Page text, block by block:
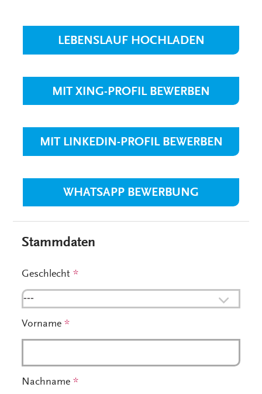
LEBENSLAUF HOCHLADEN
MIT XING-PROFIL BEWERBEN
MIT LINKEDIN-PROFIL BEWERBEN
WHATSAPP BEWERBUNG
Stammdaten
Geschlecht*
---
Vorname*
Nachname*